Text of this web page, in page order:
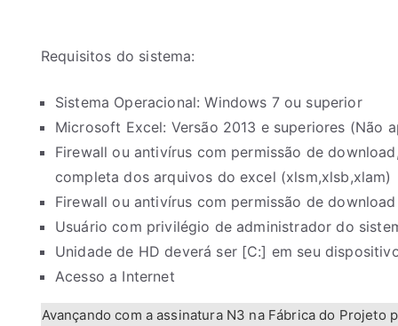
Requisitos do sistema:
Sistema Operacional: Windows 7 ou superior
Microsoft Excel: Versão 2013 e superiores (Não
Firewall ou antivírus com permissão de
completa dos arquivos do excel (xlsm,xlsb,xlam)
Firewall ou antivírus com permissão de
Usuário com privilégio de administrador do
Unidade de HD deverá ser [C:] em seu
Acesso a Internet
Avançando com a assinatura N3 na Fábrica do Projeto